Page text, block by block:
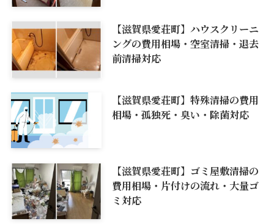
【滋賀県愛荘町】ハウスクリーニ
ングの費用相場・空室清掃・退去
前清掃対応
【滋賀県愛荘町】特殊清掃の費用
相場・孤独死・臭い・除菌対応
【滋賀県愛荘町】ゴミ屋敷清掃の
費用相場・片付けの流れ・大量ゴ
ミ対応